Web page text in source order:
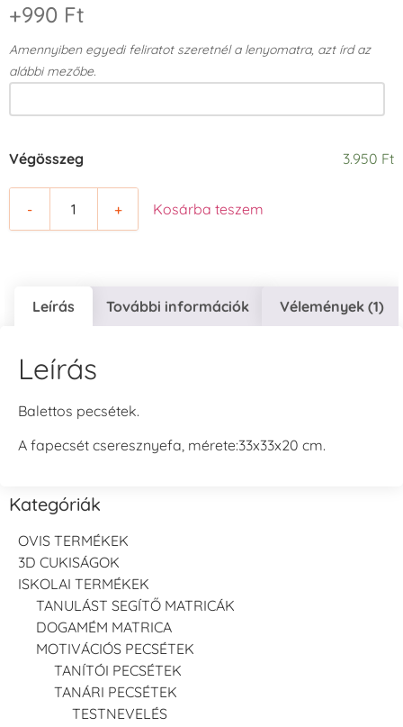
+990 Ft
Amennyiben egyedi feliratot szeretnél a lenyomatra, azt írd az
alábbi mezőbe.
Végösszeg 3.950 Ft
- + Kosárba teszem
Leírás További információk Vélemények (1)
Leírás
Balettos pecsétek.
A fapecsét cseresznyefa, mérete:33x33x20 cm.
Kategóriák
OVIS TERMÉKEK
3D CUKISÁGOK
ISKOLAI TERMÉKEK
TANULÁST SEGÍTŐ MATRICÁK
DOGAMÉM MATRICA
MOTIVÁCIÓS PECSÉTEK
TANÍTÓI PECSÉTEK
TANÁRI PECSÉTEK
TESTNEVELÉS